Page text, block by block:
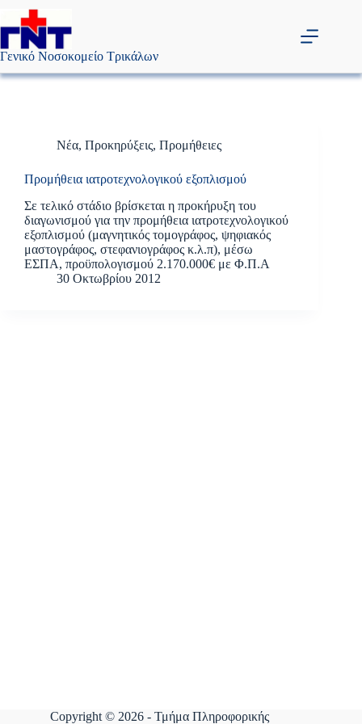
Μετάβαση
περιεχόμενο
Γενικό Νοσοκομείο Τρικάλων
Νέα, Προκηρύξεις, Προμήθειες
Προμήθεια ιατροτεχνολογικού εξοπλισμού
Σε τελικό στάδιο βρίσκεται η προκήρυξη του
διαγωνισμού για την προμήθεια ιατροτεχνολογικού
εξοπλισμού (μαγνητικός τομογράφος, ψηφιακός
μαστογράφος, στεφανιογράφος κ.λ.π), μέσω
ΕΣΠΑ, προϋπολογισμού 2.170.000€ με Φ.Π.Α
30 Οκτωβρίου 2012
Copyright © 2026 - Τμήμα Πληροφορικής